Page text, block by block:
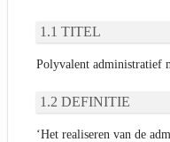
TITEL
Polyvalent administratief
DEFINITIE
‘Het realiseren van de